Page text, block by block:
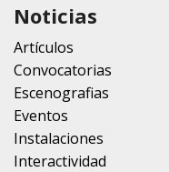
Noticias
Artículos
Convocatorias
Escenografias
Eventos
Instalaciones
Interactividad